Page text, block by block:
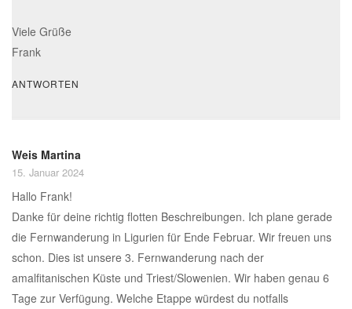
Viele Grüße
Frank
ANTWORTEN
Weis Martina
15. Januar 2024
Hallo Frank!
Danke für deine richtig flotten Beschreibungen. Ich plane gerade
die Fernwanderung in Ligurien für Ende Februar. Wir freuen uns
schon. Dies ist unsere 3. Fernwanderung nach der
amalfitanischen Küste und Triest/Slowenien. Wir haben genau 6
Tage zur Verfügung. Welche Etappe würdest du notfalls